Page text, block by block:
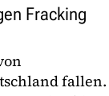
Fracking
fallen.